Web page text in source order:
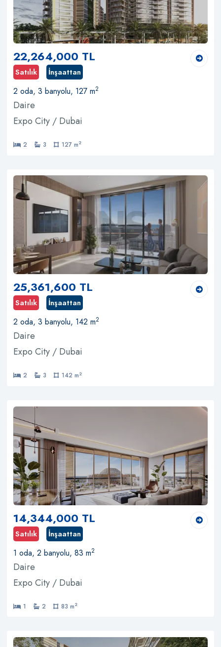
22,264,000 TL
Satılık İnşaattan
2 oda, 3 banyolu, 127 m2
Daire
Expo City / Dubai
2 3 127 m2
25,361,600 TL
Satılık İnşaattan
2 oda, 3 banyolu, 142 m2
Daire
Expo City / Dubai
2 3 142 m2
14,344,000 TL
Satılık İnşaattan
1 oda, 2 banyolu, 83 m2
Daire
Expo City / Dubai
1 2 83 m2